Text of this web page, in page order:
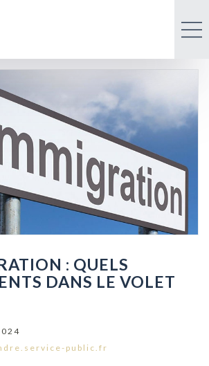
: QUELS
DANS LE VOLET
public.fr